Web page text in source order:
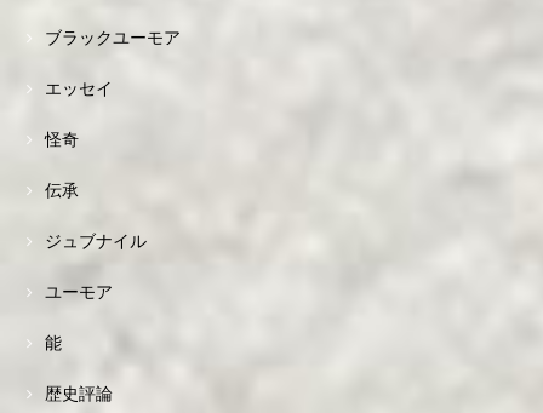
ブラックユーモア
エッセイ
怪奇
伝承
ジュブナイル
ユーモア
能
歴史評論